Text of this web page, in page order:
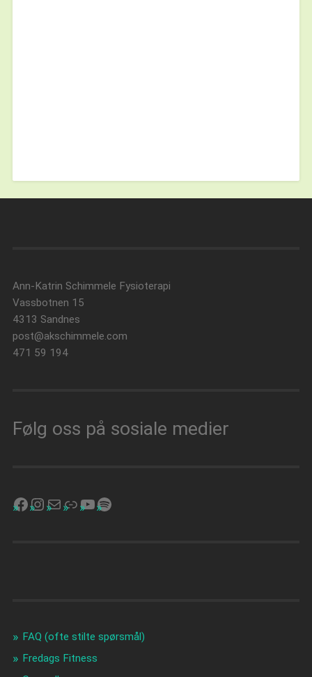
Ann-Katrin Schimmele Fysioterapi
Vassbotnen 15
4313 Sandnes
post@akschimmele.com
471 59 194
Følg oss på sosiale medier
FAQ (ofte stilte spørsmål)
Fredags Fitness